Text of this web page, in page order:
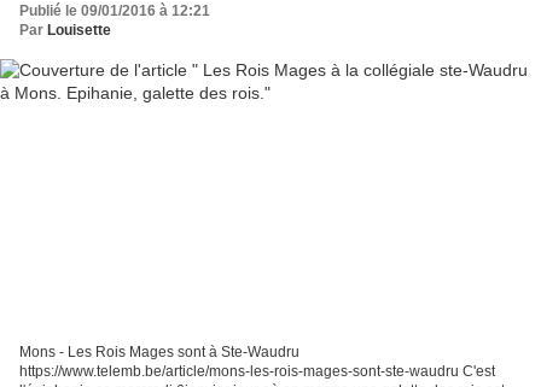
Publié le 09/01/2016 à 12:21
Par Louisette
Mons - Les Rois Mages sont à Ste-Waudru
https://www.telemb.be/article/mons-les-rois-mages-sont-ste-waudru C'est